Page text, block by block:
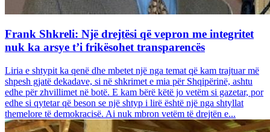
Frank Shkreli: Një drejtësi që vepron me integritet
nuk ka arsye t’i frikësohet transparencës
Liria e shtypit ka qenë dhe mbetet një nga temat që kam trajtuar më
shpesh gjatë dekadave, si në shkrimet e mia për Shqipërinë, ashtu
edhe për zhvillimet në botë. E kam bërë këtë jo vetëm si gazetar, por
edhe si qytetar që beson se një shtyp i lirë është një nga shtyllat
themelore të demokracisë. Ai nuk mbron vetëm të drejtën e...